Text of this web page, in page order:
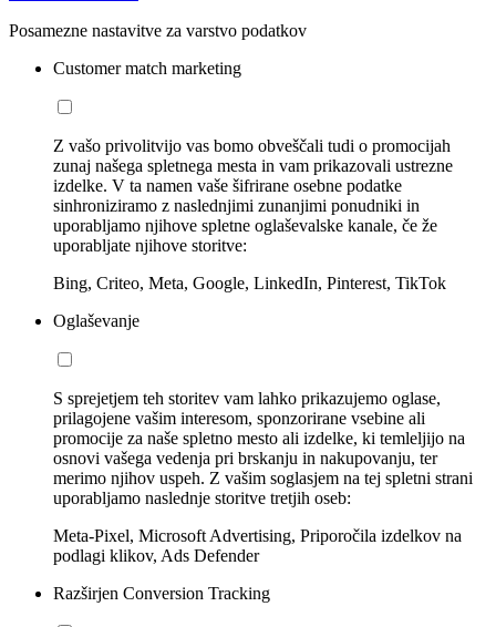
Posamezne nastavitve za varstvo podatkov
Customer match marketing
Z vašo privolitvijo vas bomo obveščali tudi o promocijah
zunaj našega spletnega mesta in vam prikazovali ustrezne
izdelke. V ta namen vaše šifrirane osebne podatke
sinhroniziramo z naslednjimi zunanjimi ponudniki in
uporabljamo njihove spletne oglaševalske kanale, če že
uporabljate njihove storitve:
Bing, Criteo, Meta, Google, LinkedIn, Pinterest, TikTok
Oglaševanje
S sprejetjem teh storitev vam lahko prikazujemo oglase,
prilagojene vašim interesom, sponzorirane vsebine ali
promocije za naše spletno mesto ali izdelke, ki temleljijo na
osnovi vašega vedenja pri brskanju in nakupovanju, ter
merimo njihov uspeh. Z vašim soglasjem na tej spletni strani
uporabljamo naslednje storitve tretjih oseb:
Meta-Pixel, Microsoft Advertising, Priporočila izdelkov na
podlagi klikov, Ads Defender
Razširjen Conversion Tracking